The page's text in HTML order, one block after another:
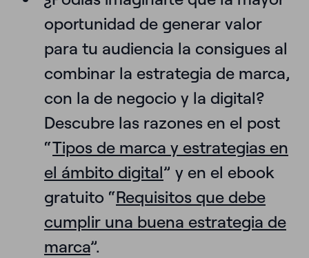
oportunidad de generar valor
para tu audiencia la consigues al
combinar la estrategia de marca,
con la de negocio y la digital?
Descubre las razones en el post
“Tipos de marca y estrategias en
el ámbito digital” y en el ebook
gratuito “Requisitos que debe
cumplir una buena estrategia de
marca”.